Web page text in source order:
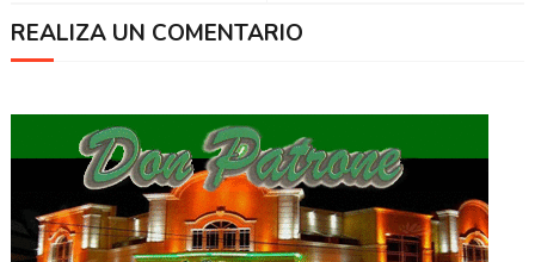
REALIZA UN COMENTARIO